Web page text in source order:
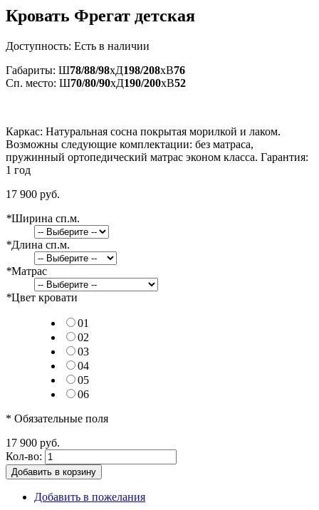
Кровать Фрегат детская
Доступность: Есть в наличии
Габариты: Ш78/88/98xД198/208xВ76
Сп. место: Ш70/80/90xД190/200xВ52
Каркас: Натуральная сосна покрытая морилкой и лаком.
Возможны следующие комплектации: без матраса,
пружинный ортопедический матрас эконом класса. Гарантия:
1 год
17 900 руб.
*Ширина сп.м.
*Длина сп.м.
*Матрас
*Цвет кровати
01
02
03
04
05
06
* Обязательные поля
17 900 руб.
Кол-во:
Добавить в корзину
Добавить в пожелания